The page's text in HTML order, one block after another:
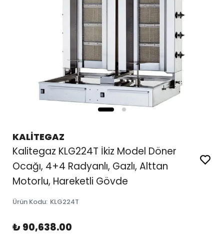
KALİTEGAZ
Kalitegaz KLG224T İkiz Model Döner
Ocağı, 4+4 Radyanlı, Gazlı, Alttan
Motorlu, Hareketli Gövde
Ürün Kodu: KLG224T
₺ 90,638.00